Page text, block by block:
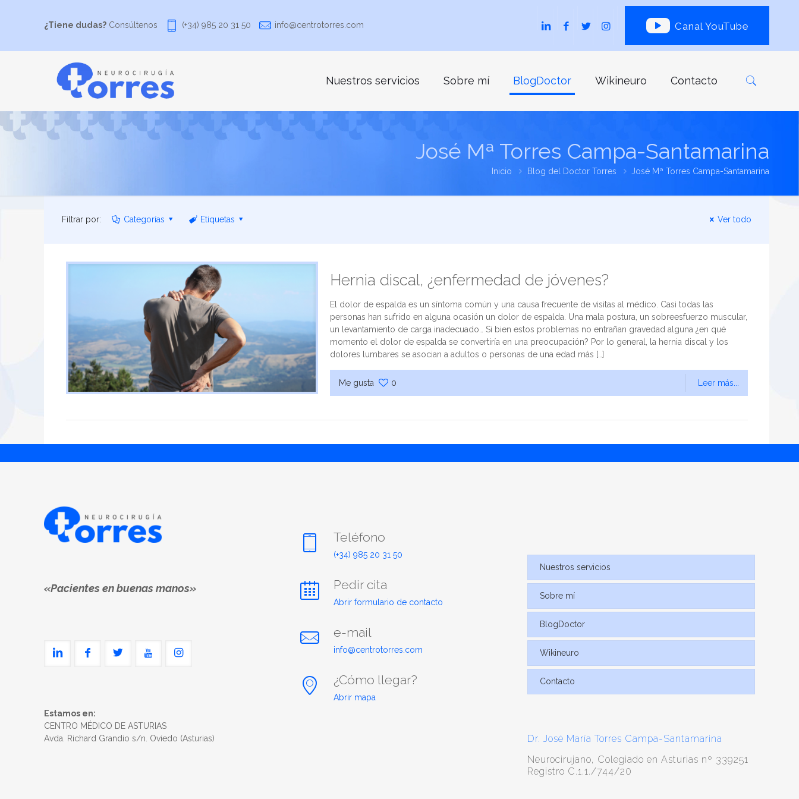
¿Tiene dudas? Consúltenos (+34) 985 20 31 50 info@centrotorres.com Canal YouTube
Nuestros servicios Sobre mí BlogDoctor Wikineuro Contacto
José Mª Torres Campa-Santamarina
Inicio Blog del Doctor Torres José Mª Torres Campa-Santamarina
Filtrar por: Categorías Etiquetas Ver todo
Hernia discal, ¿enfermedad de jóvenes?
El dolor de espalda es un síntoma común y una causa frecuente de visitas al médico. Casi todas las
personas han sufrido en alguna ocasión un dolor de espalda. Una mala postura, un sobreesfuerzo muscular,
un levantamiento de carga inadecuado… Si bien estos problemas no entrañan gravedad alguna ¿en qué
momento el dolor de espalda se convertiría en una preocupación? Por lo general, la hernia discal y los
dolores lumbares se asocian a adultos o personas de una edad más […]
Me gusta 0 Leer más...
«Pacientes en buenas manos»
Estamos en:
CENTRO MÉDICO DE ASTURIAS
Avda. Richard Grandio s/n. Oviedo (Asturias)
Teléfono
(+34) 985 20 31 50
Pedir cita
Abrir formulario de contacto
e-mail
info@centrotorres.com
¿Cómo llegar?
Abrir mapa
Nuestros servicios
Sobre mí
BlogDoctor
Wikineuro
Contacto
Dr. José María Torres Campa-Santamarina
Neurocirujano, Colegiado en Asturias nº 339251
Registro C.1.1./744/20